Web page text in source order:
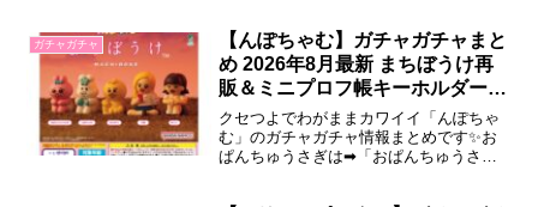
ンドワン アミューズメント体験特典
「mofusand」とラウンドワンのコラボ期
間中、対象のクレーン...
ガチャガチャ
【んぽちゃむ】ガチャガチャまと
め 2026年8月最新 まちぼうけ再
販＆ミニプロフ帳キーホルダー登
場！
クセつよでわがままカワイイ「んぽちゃ
む」のガチャガチャ情報まとめです✨お
ぱんちゅうさぎは➡「おぱんちゅうさぎ